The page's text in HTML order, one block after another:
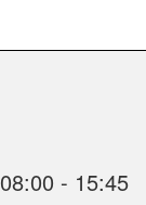
08:00 - 15:45